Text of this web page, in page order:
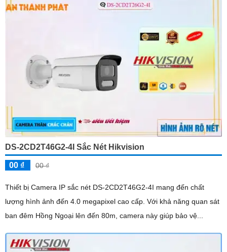
DS-2CD2T46G2-4I Sắc Nét Hikvision
00 ₫ 00 ₫
Thiết bị Camera IP sắc nét DS-2CD2T46G2-4I mang đến chất
lượng hình ảnh đến 4.0 megapixel cao cấp. Với khả năng quan sát
ban đêm Hồng Ngoại lên đến 80m, camera này giúp bảo vệ...